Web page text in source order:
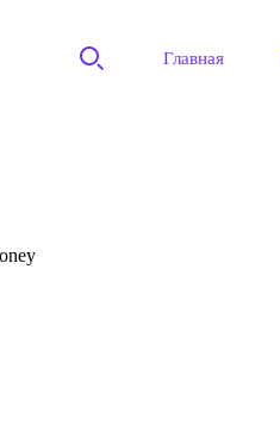
Главная